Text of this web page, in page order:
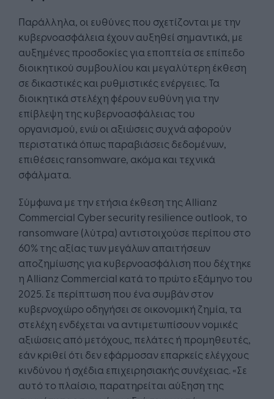
Παράλληλα, οι ευθύνες που σχετίζονται με την
κυβερνοασφάλεια έχουν αυξηθεί σημαντικά, με
αυξημένες προσδοκίες για εποπτεία σε επίπεδο
διοικητικού συμβουλίου και μεγαλύτερη έκθεση
σε δικαστικές και ρυθμιστικές ενέργειες. Τα
διοικητικά στελέχη φέρουν ευθύνη για την
επίβλεψη της κυβερνοασφάλειας του
οργανισμού, ενώ οι αξιώσεις συχνά αφορούν
περιστατικά όπως παραβιάσεις δεδομένων,
επιθέσεις ransomware, ακόμα και τεχνικά
σφάλματα.
Σύμφωνα με την ετήσια έκθεση της Allianz
Commercial Cyber security resilience outlook, το
ransomware (λύτρα) αντιστοιχούσε περίπου στο
60% της αξίας των μεγάλων απαιτήσεων
αποζημίωσης για κυβερνοασφάλιση που δέχτηκε
η Allianz Commercial κατά το πρώτο εξάμηνο του
2025. Σε περίπτωση που ένα συμβάν στον
κυβερνοχώρο οδηγήσει σε οικονομική ζημία, τα
στελέχη ενδέχεται να αντιμετωπίσουν νομικές
αξιώσεις από μετόχους, πελάτες ή προμηθευτές,
εάν κριθεί ότι δεν εφάρμοσαν επαρκείς ελέγχους
κινδύνου ή σχέδια επιχειρησιακής συνέχειας. «Σε
αυτό το πλαίσιο, παρατηρείται αύξηση της